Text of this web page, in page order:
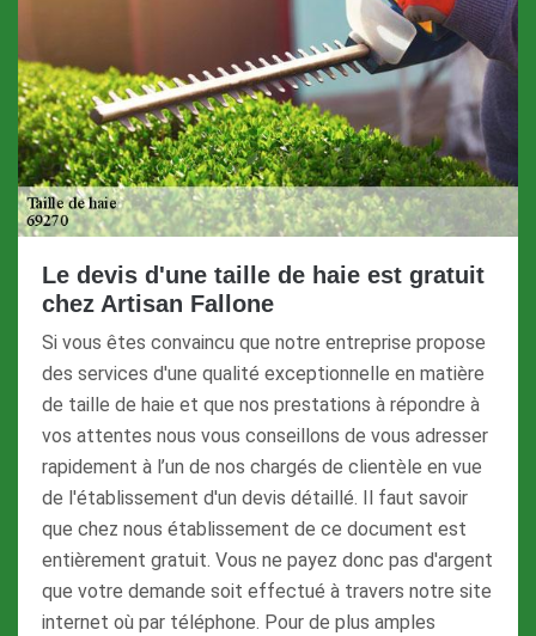
Le devis d'une taille de haie est gratuit
chez Artisan Fallone
Si vous êtes convaincu que notre entreprise propose
des services d'une qualité exceptionnelle en matière
de taille de haie et que nos prestations à répondre à
vos attentes nous vous conseillons de vous adresser
rapidement à l’un de nos chargés de clientèle en vue
de l'établissement d'un devis détaillé. Il faut savoir
que chez nous établissement de ce document est
entièrement gratuit. Vous ne payez donc pas d'argent
que votre demande soit effectué à travers notre site
internet où par téléphone. Pour de plus amples